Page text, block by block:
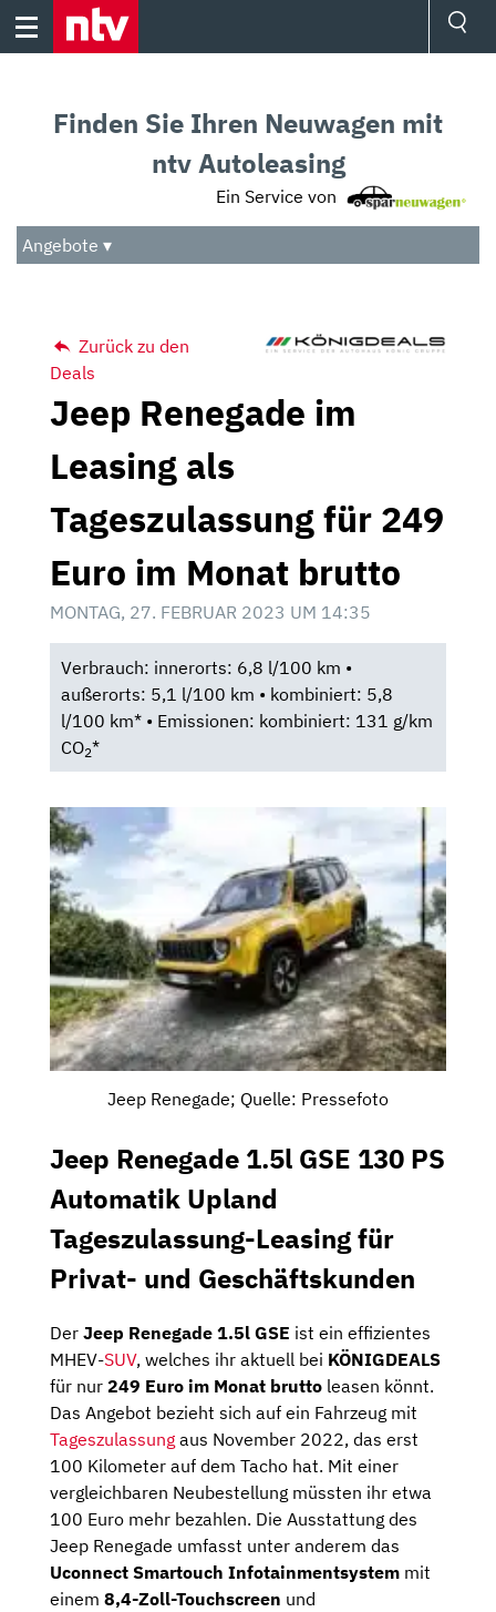
Skip
Audio
Das Beste
Finden Sie Ihren Neuwagen mit
ntv Autoleasing
Ein Service von
Angebote ▾
Zurück zu den
Deals
Jeep Renegade im
Leasing als
Tageszulassung für 249
Euro im Monat brutto
MONTAG, 27. FEBRUAR 2023 UM 14:35
Verbrauch: innerorts: 6,8 l/100 km •
außerorts: 5,1 l/100 km • kombiniert: 5,8
l/100 km* • Emissionen: kombiniert: 131 g/km
CO2*
Jeep Renegade; Quelle: Pressefoto
Jeep Renegade 1.5l GSE 130 PS
Automatik Upland
Tageszulassung-Leasing für
Privat- und Geschäftskunden
Der Jeep Renegade 1.5l GSE ist ein effizientes
MHEV-SUV, welches ihr aktuell bei KÖNIGDEALS
für nur 249 Euro im Monat brutto leasen könnt.
Das Angebot bezieht sich auf ein Fahrzeug mit
Tageszulassung aus November 2022, das erst
100 Kilometer auf dem Tacho hat. Mit einer
vergleichbaren Neubestellung müssten ihr etwa
100 Euro mehr bezahlen. Die Ausstattung des
Jeep Renegade umfasst unter anderem das
Uconnect Smartouch Infotainmentsystem mit
einem 8,4-Zoll-Touchscreen und